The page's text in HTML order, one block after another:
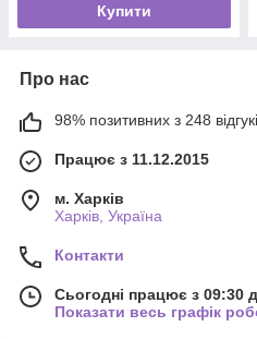
Купити
Про нас
98% позитивних з 248
Працює з 11.12.2015
м. Харків
Харків, Україна
Контакти
Сьогодні працює з 09:30
Показати весь графік